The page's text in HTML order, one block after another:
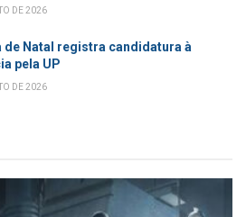
DE 2026
de Natal registra candidatura à
pela UP
DE 2026